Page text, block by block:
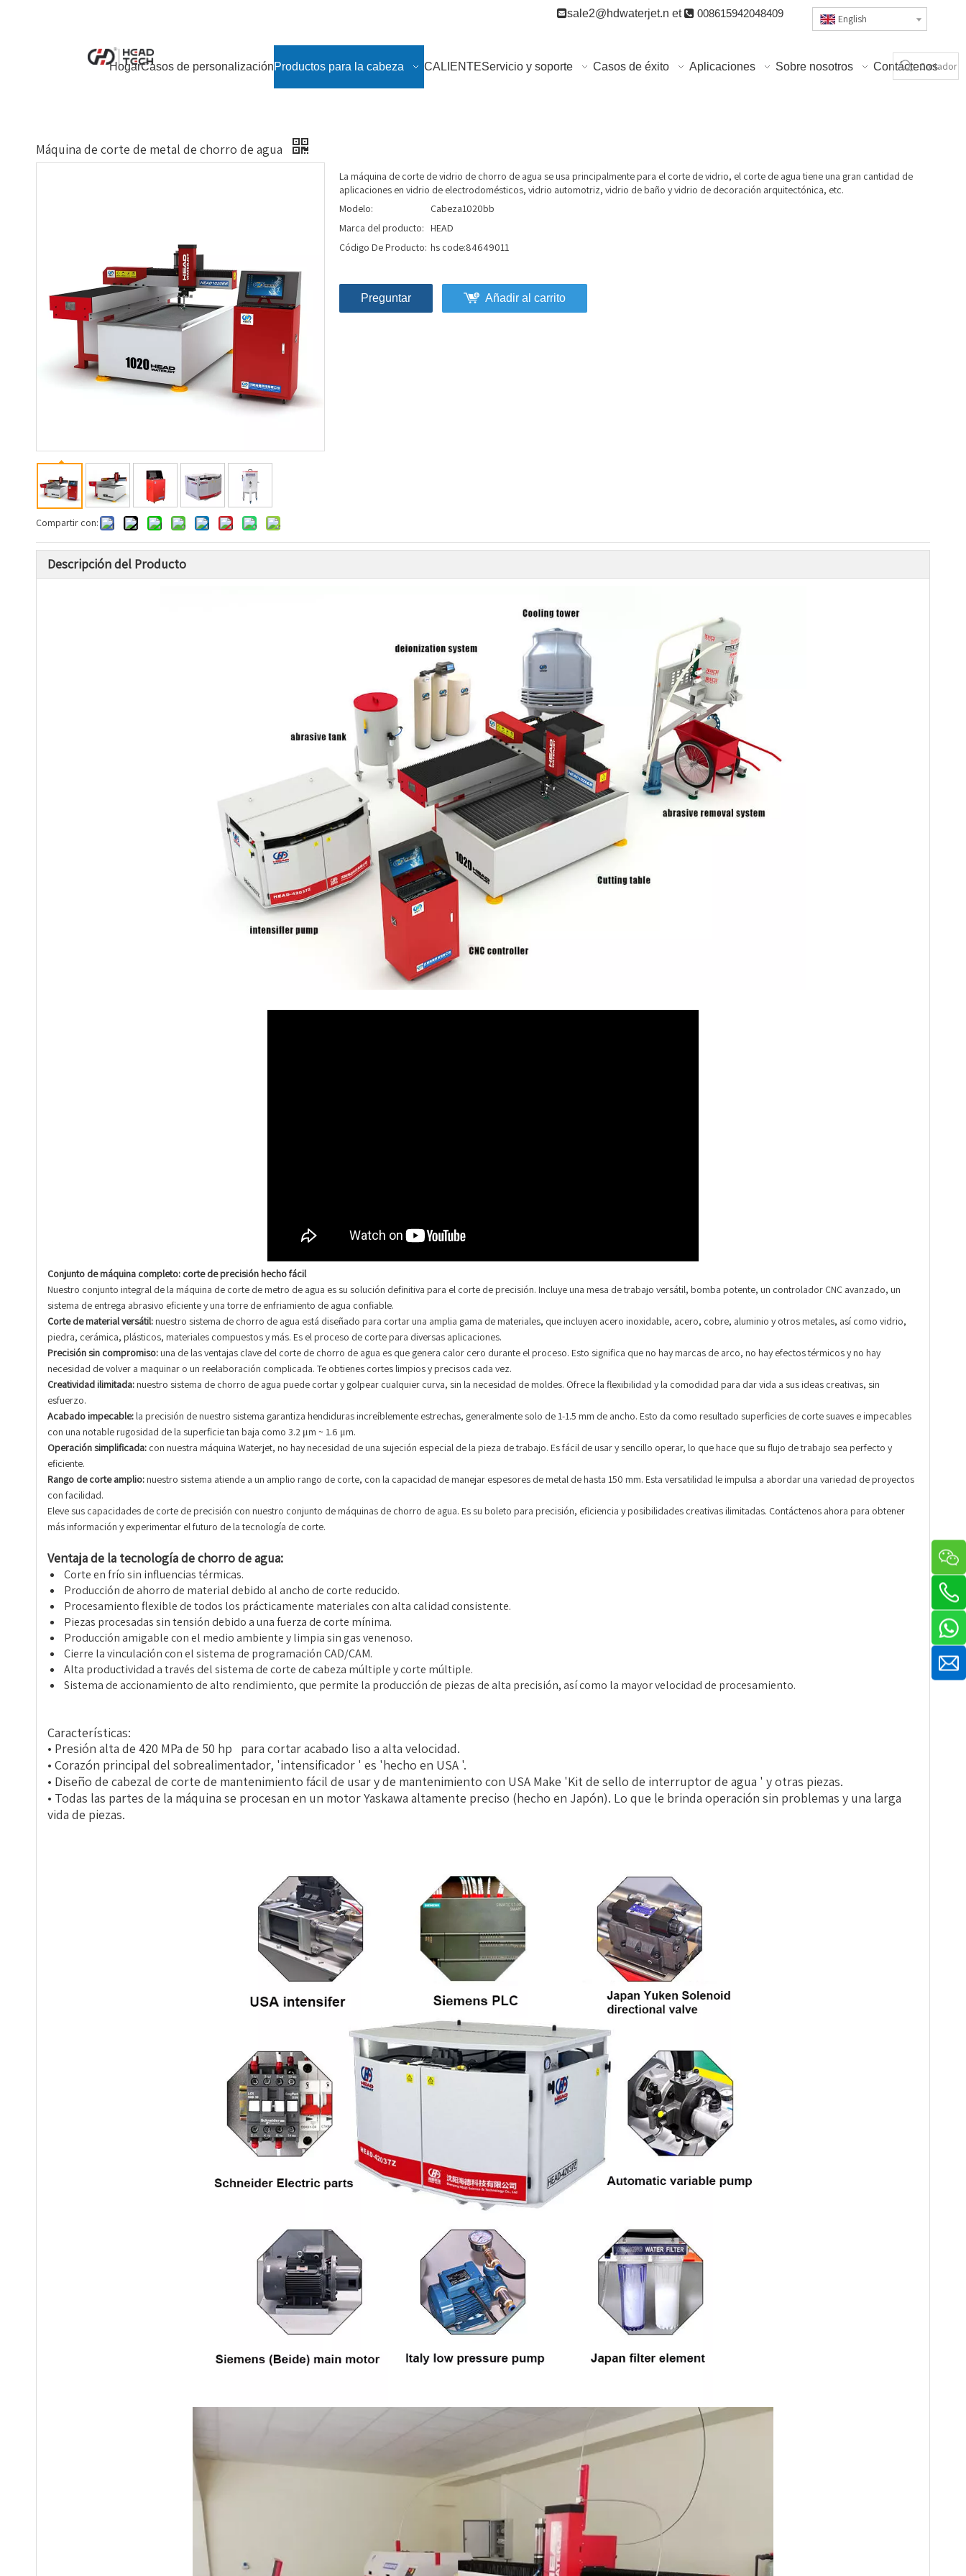
sale2@hdwaterjet.n et 008615942048409 English
HogarCasos de personalizaciónProductos para la cabeza CALIENTEServicio y soporte Casos de éxito Aplicaciones Sobre nosotros Contáctenos
Máquina de corte de metal de chorro de agua
Compartir con:
La máquina de corte de vidrio de chorro de agua se usa principalmente para el corte de vidrio, el corte de agua tiene una gran cantidad de
aplicaciones en vidrio de electrodomésticos, vidrio automotriz, vidrio de baño y vidrio de decoración arquitectónica, etc.
Modelo:
Cabeza1020bb
Marca del producto:
HEAD
Código De Producto: hs code:84649011
Preguntar Añadir al carrito
Descripción del Producto
Conjunto de máquina completo: corte de precisión hecho fácil
Nuestro conjunto integral de la máquina de corte de metro de agua es su solución definitiva para el corte de precisión. Incluye una mesa de trabajo versátil, bomba potente, un controlador CNC avanzado, un
sistema de entrega abrasivo eficiente y una torre de enfriamiento de agua confiable.
Corte de material versátil: nuestro sistema de chorro de agua está diseñado para cortar una amplia gama de materiales, que incluyen acero inoxidable, acero, cobre, aluminio y otros metales, así como vidrio,
piedra, cerámica, plásticos, materiales compuestos y más. Es el proceso de corte para diversas aplicaciones.
Precisión sin compromiso: una de las ventajas clave del corte de chorro de agua es que genera calor cero durante el proceso. Esto significa que no hay marcas de arco, no hay efectos térmicos y no hay
necesidad de volver a maquinar o un reelaboración complicada. Te obtienes cortes limpios y precisos cada vez.
Creatividad ilimitada: nuestro sistema de chorro de agua puede cortar y golpear cualquier curva, sin la necesidad de moldes. Ofrece la flexibilidad y la comodidad para dar vida a sus ideas creativas, sin
esfuerzo.
Acabado impecable: la precisión de nuestro sistema garantiza hendiduras increíblemente estrechas, generalmente solo de 1-1.5 mm de ancho. Esto da como resultado superficies de corte suaves e impecables
con una notable rugosidad de la superficie tan baja como 3.2 μm ~ 1.6 μm.
Operación simplificada: con nuestra máquina Waterjet, no hay necesidad de una sujeción especial de la pieza de trabajo. Es fácil de usar y sencillo operar, lo que hace que su flujo de trabajo sea perfecto y
eficiente.
Rango de corte amplio: nuestro sistema atiende a un amplio rango de corte, con la capacidad de manejar espesores de metal de hasta 150 mm. Esta versatilidad le impulsa a abordar una variedad de proyectos
con facilidad.
Eleve sus capacidades de corte de precisión con nuestro conjunto de máquinas de chorro de agua. Es su boleto para precisión, eficiencia y posibilidades creativas ilimitadas. Contáctenos ahora para obtener
más información y experimentar el futuro de la tecnología de corte.
Ventaja de la tecnología de chorro de agua:
Corte en frío sin influencias térmicas.
Producción de ahorro de material debido al ancho de corte reducido.
Procesamiento flexible de todos los prácticamente materiales con alta calidad consistente.
Piezas procesadas sin tensión debido a una fuerza de corte mínima.
Producción amigable con el medio ambiente y limpia sin gas venenoso.
Cierre la vinculación con el sistema de programación CAD/CAM.
Alta productividad a través del sistema de corte de cabeza múltiple y corte múltiple.
Sistema de accionamiento de alto rendimiento, que permite la producción de piezas de alta precisión, así como la mayor velocidad de procesamiento.
Características:
• Presión alta de 420 MPa de 50 hp para cortar acabado liso a alta velocidad.
• Corazón principal del sobrealimentador, 'intensificador ' es 'hecho en USA '.
• Diseño de cabezal de corte de mantenimiento fácil de usar y de mantenimiento con USA Make 'Kit de sello de interruptor de agua ' y otras piezas.
• Todas las partes de la máquina se procesan en un motor Yaskawa altamente preciso (hecho en Japón). Lo que le brinda operación sin problemas y una larga
vida de piezas.